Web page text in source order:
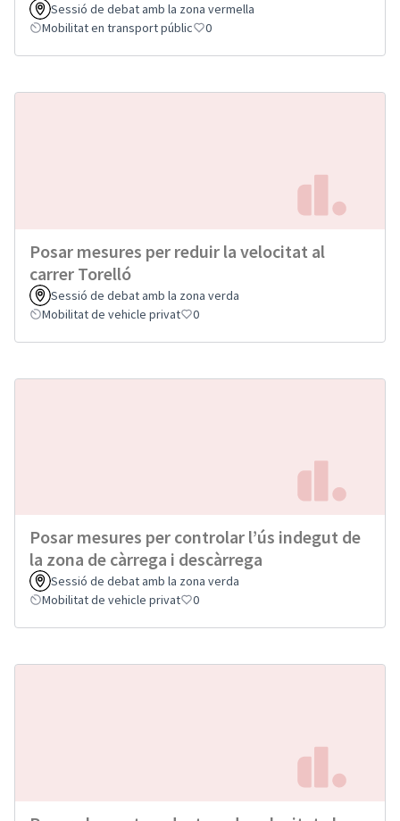
Sessió de debat amb la zona vermella
Mobilitat en transport públic
0
Posar mesures per reduir la velocitat al
carrer Torelló
Sessió de debat amb la zona verda
Mobilitat de vehicle privat
0
Posar mesures per controlar l’ús indegut de
la zona de càrrega i descàrrega
Sessió de debat amb la zona verda
Mobilitat de vehicle privat
0